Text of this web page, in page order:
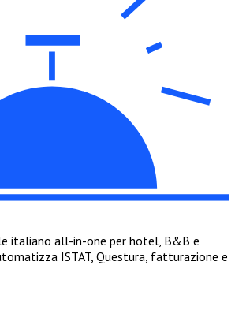
italiano all-in-one per hotel, B&B e
ISTAT, Questura, fatturazione e